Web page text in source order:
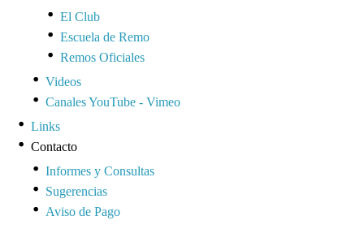
El Club
Escuela de Remo
Remos Oficiales
Videos
Canales YouTube - Vimeo
Links
Contacto
Informes y Consultas
Sugerencias
Aviso de Pago